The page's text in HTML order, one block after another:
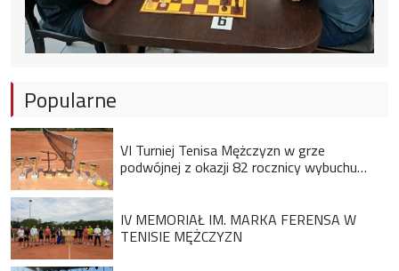
Popularne
VI Turniej Tenisa Mężczyzn w grze
podwójnej z okazji 82 rocznicy wybuchu
IV MEMORIAŁ IM. MARKA FERENSA W
TENISIE MĘŻCZYZN